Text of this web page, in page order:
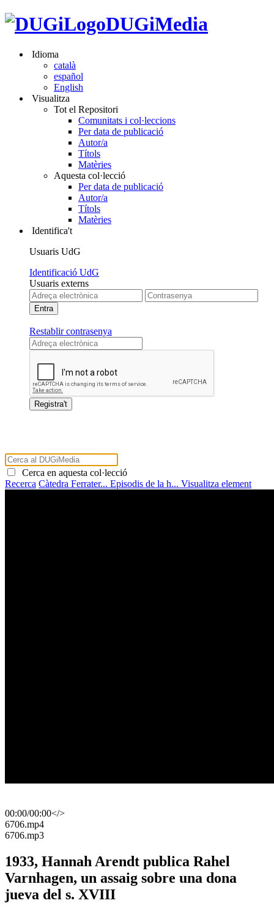
DUGiMedia
Idioma
català
español
English
Visualitza
Tot el Repositori
Comunitats i col·leccions
Per data de publicació
Autor/a
Títols
Matèries
Aquesta col·lecció
Per data de publicació
Autor/a
Títols
Matèries
Identifica't
Usuaris UdG
Identificació UdG
Usuaris externs
Restablir contrasenya
Cerca en aquesta col·lecció
Recerca Càtedra Ferrater... Episodis de la h... Visualitza element
00:00/00:00</>
​6706.mp4
​6706.mp3
1933, Hannah Arendt publica Rahel
Varnhagen, un assaig sobre una dona
jueva del s. XVIII